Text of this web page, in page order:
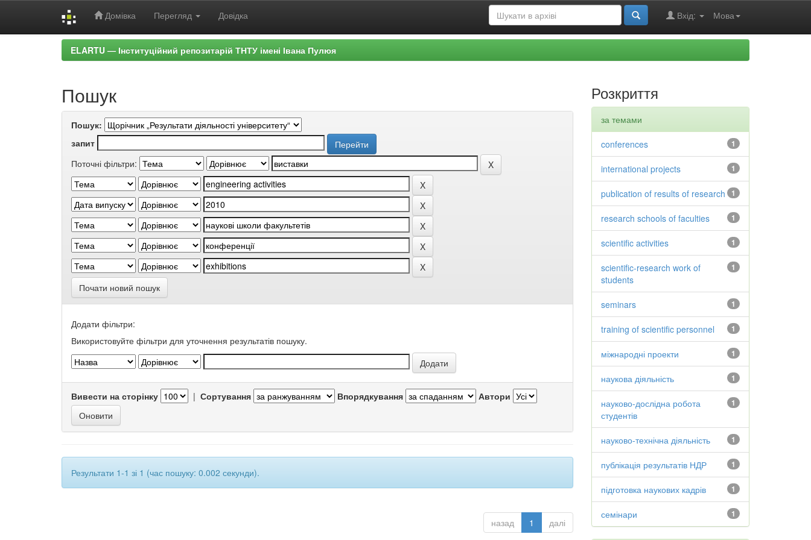
Домівка Перегляд Довідка Мова
Вхід:
ELARTU — Інституційний репозитарій ТНТУ імені Івана Пулюя
Пошук
Пошук:
запит
Поточні фільтри:
Почати новий пошук
Додати фільтри:
Використовуйте фільтри для уточнення результатів пошуку.
Вивести на сторінку | Сортування Впорядкування Автори
Результати 1-1 зі 1 (час пошуку: 0.002 секунди).
назад 1 далі
Розкриття
за темами
1
conferences
1
international projects
1
publication of results of research
1
research schools of faculties
1
scientific activities
1
scientific-research work of
students
1
seminars
1
training of scientific personnel
1
міжнародні проекти
1
наукова діяльність
1
науково-дослідна робота
студентів
1
науково-технічна діяльність
1
публікація результатів НДР
1
підготовка наукових кадрів
1
семінари